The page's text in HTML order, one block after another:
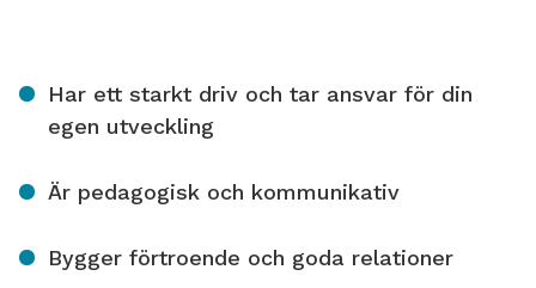
Har ett starkt driv och tar ansvar för din
egen utveckling
Är pedagogisk och kommunikativ
Bygger förtroende och goda relationer